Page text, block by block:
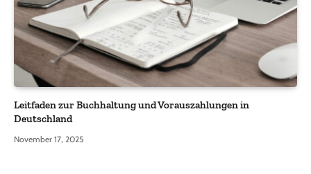
Leitfaden zur Buchhaltung und Vorauszahlungen in
Deutschland
November 17, 2025